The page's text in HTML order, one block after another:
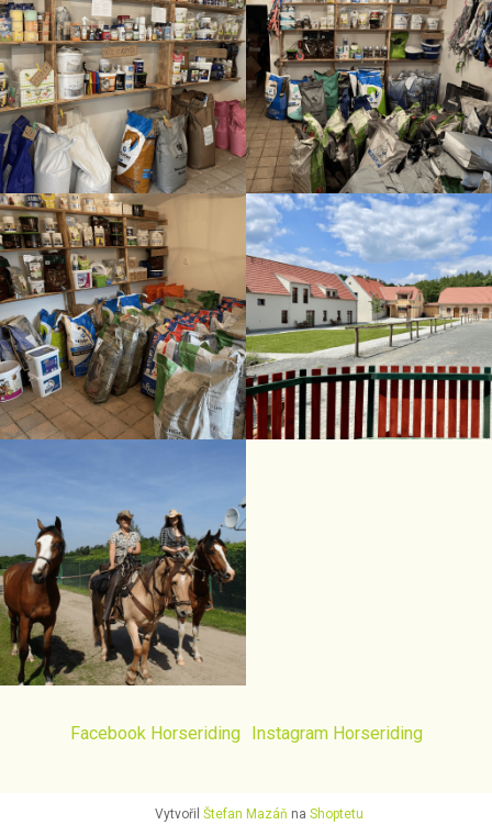
Facebook Horseriding Instagram Horseriding
VytvořilŠtefan Mazáň naShoptetu